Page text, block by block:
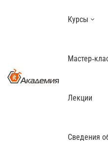
Курсы
Мастер-
Лекции
Сведения